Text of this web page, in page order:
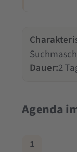
Dauer:2
Agenda
1